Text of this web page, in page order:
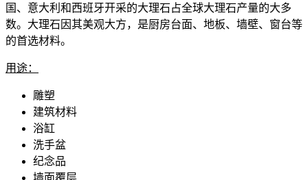
国、意大利和西班牙开采的大理石占全球大理石产量的大多
数。大理石因其美观大方，是厨房台面、地板、墙壁、窗台等
的首选材料。
用途：
雕塑
建筑材料
浴缸
洗手盆
纪念品